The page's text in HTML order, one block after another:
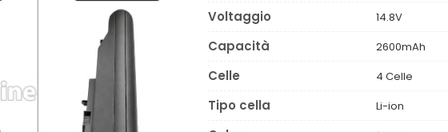
Voltaggio 14.8V
Capacità 2600mAh
Celle 4 Celle
Tipo cella Li-ion